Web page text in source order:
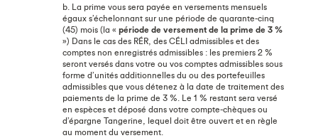
b. La prime vous sera payée en versements mensuels
égaux s’échelonnant sur une période de quarante-cinq
(45) mois (la « période de versement de la prime de 3 %
») Dans le cas des RÉR, des CÉLI admissibles et des
comptes non enregistrés admissibles : les premiers 2 %
seront versés dans votre ou vos comptes admissibles sous
forme d’unités additionnelles du ou des portefeuilles
admissibles que vous détenez à la date de traitement des
paiements de la prime de 3 %. Le 1 % restant sera versé
en espèces et déposé dans votre compte-chèques ou
d’épargne Tangerine, lequel doit être ouvert et en règle
au moment du versement.